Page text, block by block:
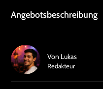
Angebotsbeschreibung
Von Lukas
Redakteur